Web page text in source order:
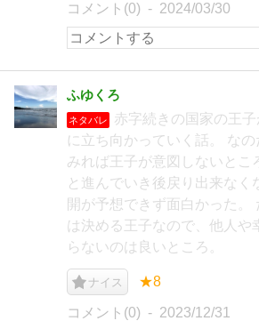
コメント(0) 2024/03/30
ふゆくろ
ネタバレ
赤字続きの国家の王
に立ち向かっていく話。 な
みれば王子が意図しないとこ
と進んでいき後戻り出来なく
開が予想できず面白かった。
は決める王子なので、他人や
らないのは良いところ。
ナイス ★8
コメント(0) 2023/12/31